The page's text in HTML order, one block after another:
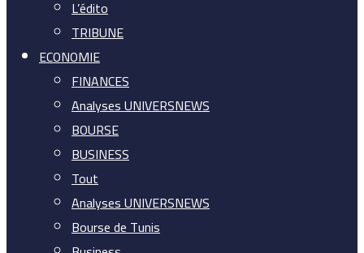
L’édito
TRIBUNE
ECONOMIE
FINANCES
Analyses UNIVERSNEWS
BOURSE
BUSINESS
Tout
Analyses UNIVERSNEWS
Bourse de Tunis